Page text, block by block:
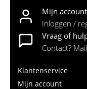
Mijn account
Inloggen /
Vraag of
Contact?
Klantenservice
Mijn account